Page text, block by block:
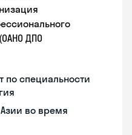
ДПО
по специальности
во время